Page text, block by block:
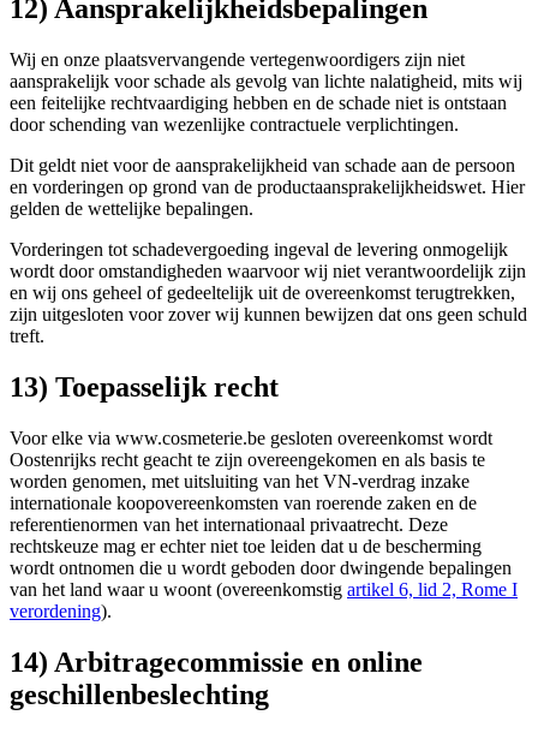
12) Aansprakelijkheidsbepalingen
Wij en onze plaatsvervangende vertegenwoordigers zijn niet
aansprakelijk voor schade als gevolg van lichte nalatigheid, mits wij
een feitelijke rechtvaardiging hebben en de schade niet is ontstaan
door schending van wezenlijke contractuele verplichtingen.
Dit geldt niet voor de aansprakelijkheid van schade aan de persoon
en vorderingen op grond van de productaansprakelijkheidswet. Hier
gelden de wettelijke bepalingen.
Vorderingen tot schadevergoeding ingeval de levering onmogelijk
wordt door omstandigheden waarvoor wij niet verantwoordelijk zijn
en wij ons geheel of gedeeltelijk uit de overeenkomst terugtrekken,
zijn uitgesloten voor zover wij kunnen bewijzen dat ons geen schuld
treft.
13) Toepasselijk recht
Voor elke via www.cosmeterie.be gesloten overeenkomst wordt
Oostenrijks recht geacht te zijn overeengekomen en als basis te
worden genomen, met uitsluiting van het VN-verdrag inzake
internationale koopovereenkomsten van roerende zaken en de
referentienormen van het internationaal privaatrecht. Deze
rechtskeuze mag er echter niet toe leiden dat u de bescherming
wordt ontnomen die u wordt geboden door dwingende bepalingen
van het land waar u woont (overeenkomstig artikel 6, lid 2, Rome I
verordening).
14) Arbitragecommissie en online
geschillenbeslechting